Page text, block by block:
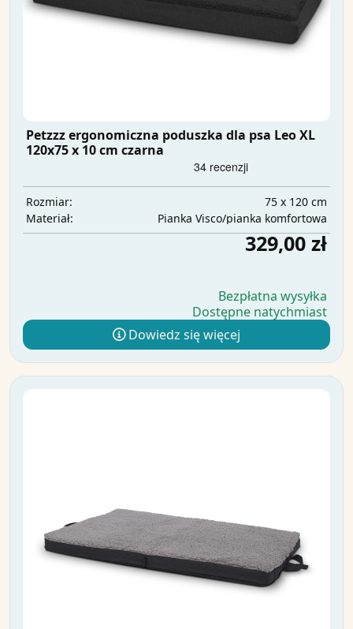
Petzzz ergonomiczna poduszka dla psa Leo XL
120x75 x 10 cm czarna
Rozmiar:
75 x 120 cm
Materiał:
Pianka Visco/pianka komfortowa
329,00 zł
Bezpłatna wysyłka
Dostępne natychmiast
Dowiedz się więcej